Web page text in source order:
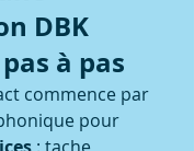
DBK
à pas
commence par
pour